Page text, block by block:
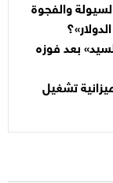
والفجوة
بعد فوزه
تشغيل